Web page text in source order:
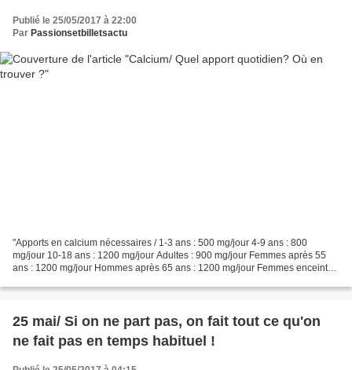
Publié le 25/05/2017 à 22:00
Par Passionsetbilletsactu
"Apports en calcium nécessaires / 1-3 ans : 500 mg/jour 4-9 ans : 800
mg/jour 10-18 ans : 1200 mg/jour Adultes : 900 mg/jour Femmes après 55
ans : 1200 mg/jour Hommes après 65 ans : 1200 mg/jour Femmes enceintes
25 mai/ Si on ne part pas, on fait tout ce qu'on
ne fait pas en temps habituel !